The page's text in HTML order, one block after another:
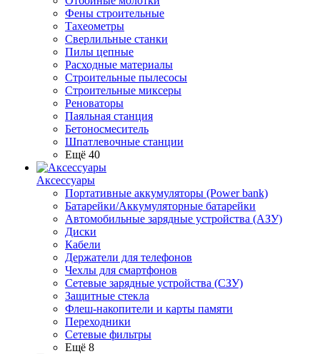
Фены строительные
Тахеометры
Сверлильные станки
Пилы цепные
Расходные материалы
Строительные пылесосы
Строительные миксеры
Реноваторы
Паяльная станция
Бетоносмеситель
Шпатлевочные станции
Ещё 40
Аксессуары
Портативные аккумуляторы (Power bank)
Батарейки/Аккумуляторные батарейки
Автомобильные зарядные устройства (АЗУ)
Диски
Кабели
Держатели для телефонов
Чехлы для смартфонов
Сетевые зарядные устройства (СЗУ)
Защитные стекла
Флеш-накопители и карты памяти
Переходники
Сетевые фильтры
Ещё 8